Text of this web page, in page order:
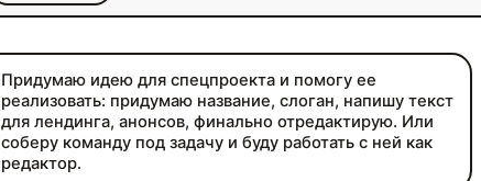
Придумаю идею для спецпроекта и помогу ее
реализовать: придумаю название, слоган, напишу текст
для лендинга, анонсов, финально отредактирую. Или
соберу команду под задачу и буду работать с ней как
редактор.